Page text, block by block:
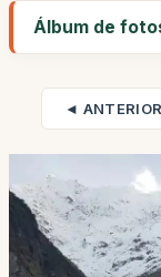
Álbum de
◄ ANTERIOR